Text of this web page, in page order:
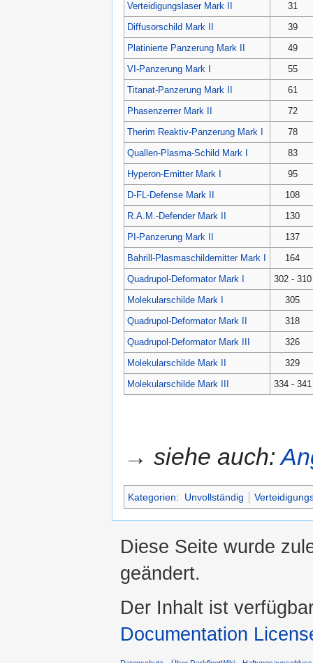
Verteidigungslaser Mark II
31
Diffusorschild Mark II
39
Platinierte Panzerung Mark II
49
VI-Panzerung Mark I
55
Titanat-Panzerung Mark II
61
Phasenzerrer Mark II
72
Therim Reaktiv-Panzerung Mark I
78
Quallen-Plasma-Schild Mark I
83
Hyperon-Emitter Mark I
95
D-FL-Defense Mark II
108
R.A.M.-Defender Mark II
130
PI-Panzerung Mark II
137
Bahrill-Plasmaschildemitter Mark I
164
Quadrupol-Deformator Mark I
302 - 310
Molekularschilde Mark I
305
Quadrupol-Deformator Mark II
318
Quadrupol-Deformator Mark III
326
Molekularschilde Mark II
329
Molekularschilde Mark III
334 - 341
→ siehe auch:
Kategorien: Unvollständig
Diese Seite wurde
geändert.
Der Inhalt ist
Documentation